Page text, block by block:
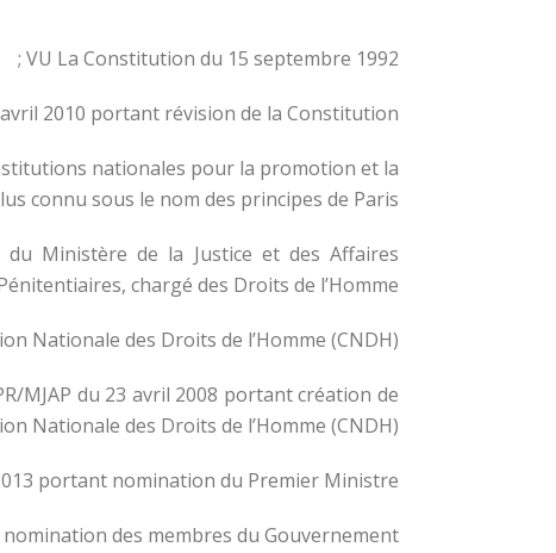
VU La Constitution du 15 septembre 1992 ;
2010 portant révision de la Constitution ;
nationales pour la promotion et la
connu sous le nom des principes de Paris ;
Ministère de la Justice et des Affaires
chargé des Droits de l’Homme ;
Nationale des Droits de l’Homme (CNDH) ;
MJAP du 23 avril 2008 portant création de
Nationale des Droits de l’Homme (CNDH) ;
portant nomination du Premier Ministre ;
des membres du Gouvernement ;